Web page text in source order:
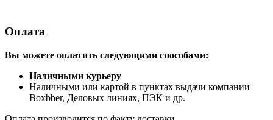
Оплата
Вы можете оплатить следующими способами:
Наличными курьеру
Наличными или картой в пунктах выдачи компании
Boxbber, Деловых линиях, ПЭК и др.